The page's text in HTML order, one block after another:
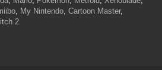
, My Nintendo, Cartoon Master,
2